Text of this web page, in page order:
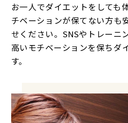
お一人でダイエットをしても
チベーションが保てない方も
せください。SNSやトレーニ
高いモチベーションを保ちダ
す。